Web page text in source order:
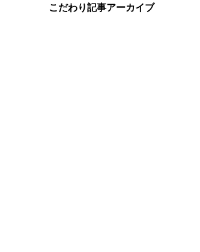
こだわり記事アーカイブ